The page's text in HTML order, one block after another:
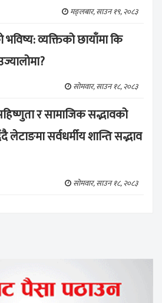
मङ्लबार, साउन १९, २०८३
व्यक्तिको छायाँमा कि
सोमवार, साउन १८, २०८३
र सामाजिक सद्भावको
लेटाङमा सर्वधर्मीय शान्ति सद्भाव
सोमवार, साउन १८, २०८३